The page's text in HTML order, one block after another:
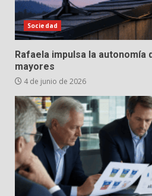
Sociedad
Rafaela impulsa la autonomía
mayores
4 de junio de 2026